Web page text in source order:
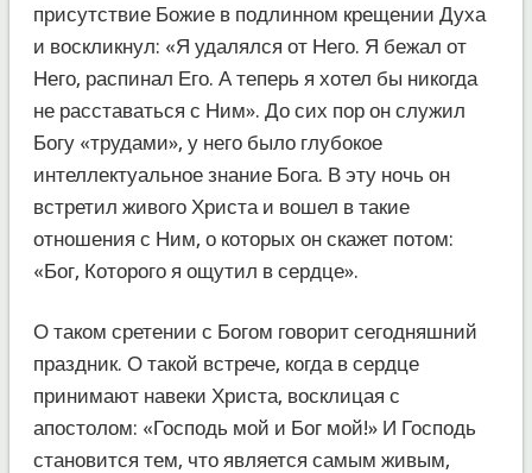
присутствие Божие в подлинном крещении Духа
и воскликнул: «Я удалялся от Него. Я бежал от
Него, распинал Его. А теперь я хотел бы никогда
не расставаться с Ним». До сих пор он служил
Богу «трудами», у него было глубокое
интеллектуальное знание Бога. В эту ночь он
встретил живого Христа и вошел в такие
отношения с Ним, о которых он скажет потом:
«Бог, Которого я ощутил в сердце».
О таком сретении с Богом говорит сегодняшний
праздник. О такой встрече, когда в сердце
принимают навеки Христа, восклицая с
апостолом: «Господь мой и Бог мой!» И Господь
становится тем, что является самым живым,